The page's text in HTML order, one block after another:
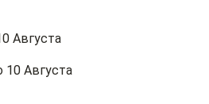
Августа
Августа